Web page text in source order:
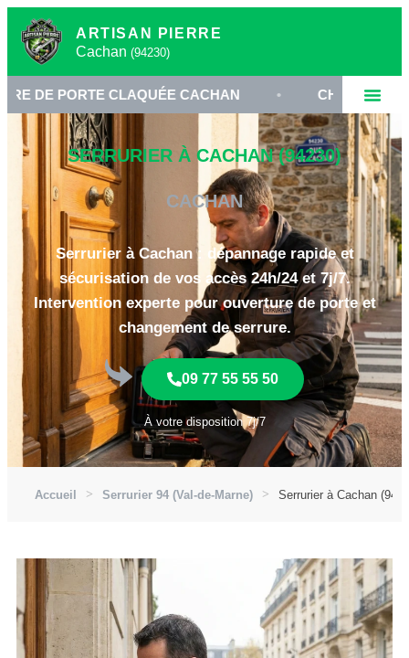
ARTISAN PIERRE
Cachan (94230)
CLAQUÉE CACHAN • CHANGEMENT DE
SERRURIER À CACHAN (94230)
CACHAN
Serrurier à Cachan : dépannage rapide et
sécurisation de vos accès 24h/24 et 7j/7.
Intervention experte pour ouverture de porte et
changement de serrure.
09 77 55 55 50
À votre disposition 7j/7
Accueil Serrurier 94 (Val-de-Marne) Serrurier à Cachan